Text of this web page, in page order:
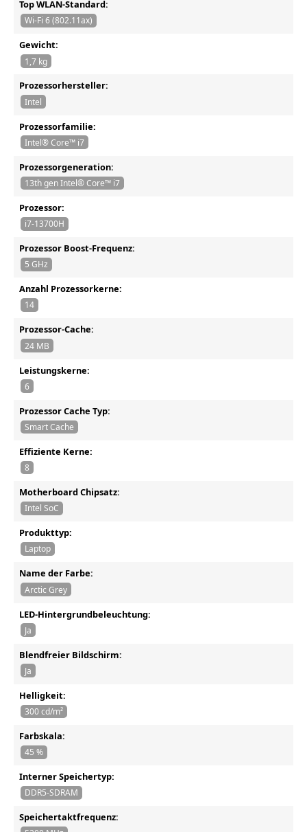
Top WLAN-Standard:
Wi-Fi 6 (802.11ax)
Gewicht:
1,7 kg
Prozessorhersteller:
Intel
Prozessorfamilie:
Intel® Core™ i7
Prozessorgeneration:
13th gen Intel® Core™ i7
Prozessor:
i7-13700H
Prozessor Boost-Frequenz:
5 GHz
Anzahl Prozessorkerne:
14
Prozessor-Cache:
24 MB
Leistungskerne:
6
Prozessor Cache Typ:
Smart Cache
Effiziente Kerne:
8
Motherboard Chipsatz:
Intel SoC
Produkttyp:
Laptop
Name der Farbe:
Arctic Grey
LED-Hintergrundbeleuchtung:
Ja
Blendfreier Bildschirm:
Ja
Helligkeit:
300 cd/m²
Farbskala:
45 %
Interner Speichertyp:
DDR5-SDRAM
Speichertaktfrequenz: